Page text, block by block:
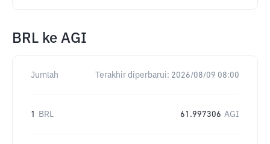
BRL ke AGI
Jumlah Terakhir diperbarui: 2026/08/09 08:00
1 BRL 61.997306 AGI